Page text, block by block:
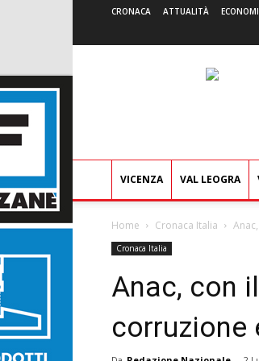
CRONACA ATTUALITÀ
VICENZA VAL LEOGRA
Home Cronaca Italia
Cronaca Italia
Anac, con
corruzione